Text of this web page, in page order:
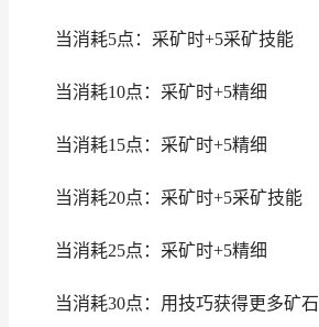
当消耗5点：采矿时+5采矿技能
当消耗10点：采矿时+5精细
当消耗15点：采矿时+5精细
当消耗20点：采矿时+5采矿技能
当消耗25点：采矿时+5精细
当消耗30点：用技巧获得更多矿石